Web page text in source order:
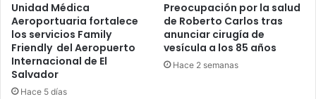
Unidad Médica
Aeroportuaria fortalece
los servicios Family
Friendly del Aeropuerto
Internacional de El
Salvador
Hace 5 días
Preocupación por la salud
de Roberto Carlos tras
anunciar cirugía de
vesícula a los 85 años
Hace 2 semanas